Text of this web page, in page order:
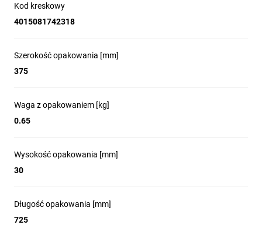
Kod kreskowy
4015081742318
Szerokość opakowania [mm]
375
Waga z opakowaniem [kg]
0.65
Wysokość opakowania [mm]
30
Długość opakowania [mm]
725